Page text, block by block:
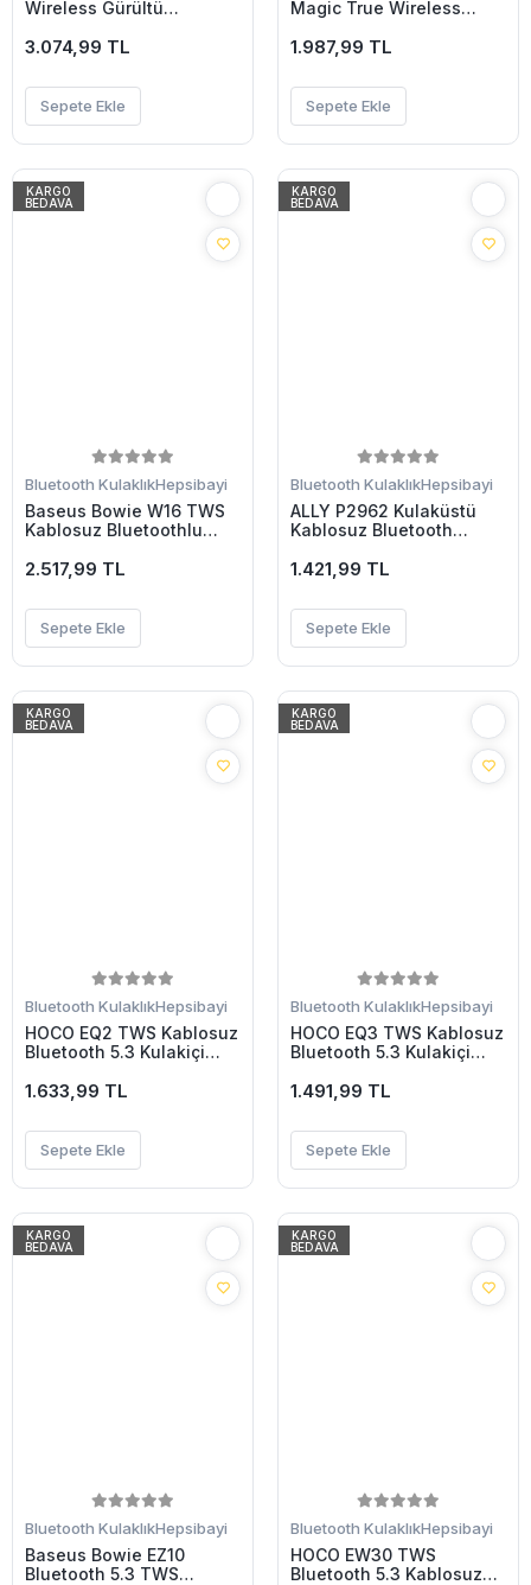
Wireless Gürültü
Kulaklık-(5775)
3.074,99 TL
Sepete Ekle
Magic True Wireless
Kulaklık-(5775)
1.987,99 TL
Sepete Ekle
KARGO
BEDAVA
Bluetooth KulaklıkHepsibayi
Baseus Bowie W16 TWS
Kablosuz Bluetoothlu
2.517,99 TL
Sepete Ekle
KARGO
BEDAVA
Bluetooth KulaklıkHepsibayi
ALLY P2962 Kulaküstü
Kablosuz Bluetooth
1.421,99 TL
Sepete Ekle
KARGO
BEDAVA
Bluetooth KulaklıkHepsibayi
HOCO EQ2 TWS Kablosuz
Bluetooth 5.3 Kulakiçi
1.633,99 TL
Sepete Ekle
KARGO
BEDAVA
Bluetooth KulaklıkHepsibayi
HOCO EQ3 TWS Kablosuz
Bluetooth 5.3 Kulakiçi
1.491,99 TL
Sepete Ekle
KARGO
BEDAVA
Bluetooth KulaklıkHepsibayi
Baseus Bowie EZ10
Bluetooth 5.3 TWS
KARGO
BEDAVA
Bluetooth KulaklıkHepsibayi
HOCO EW30 TWS
Bluetooth 5.3 Kablosuz